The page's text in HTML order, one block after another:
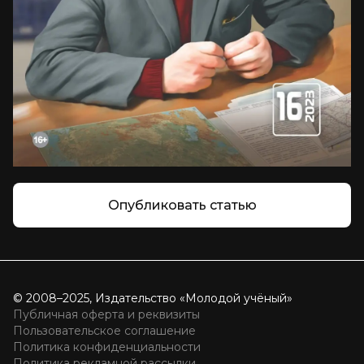
Опубликовать статью
© 2008–2025, Издательство «Молодой учёный»
Публичная оферта и реквизиты
Пользовательское соглашение
Политика конфиденциальности